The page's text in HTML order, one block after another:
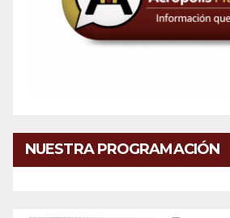
NUESTRA PROGRAMACIÓN